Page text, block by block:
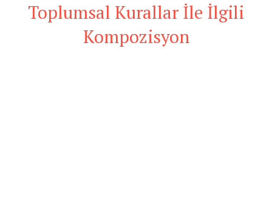
Toplumsal Kurallar İle İlgili
Kompozisyon